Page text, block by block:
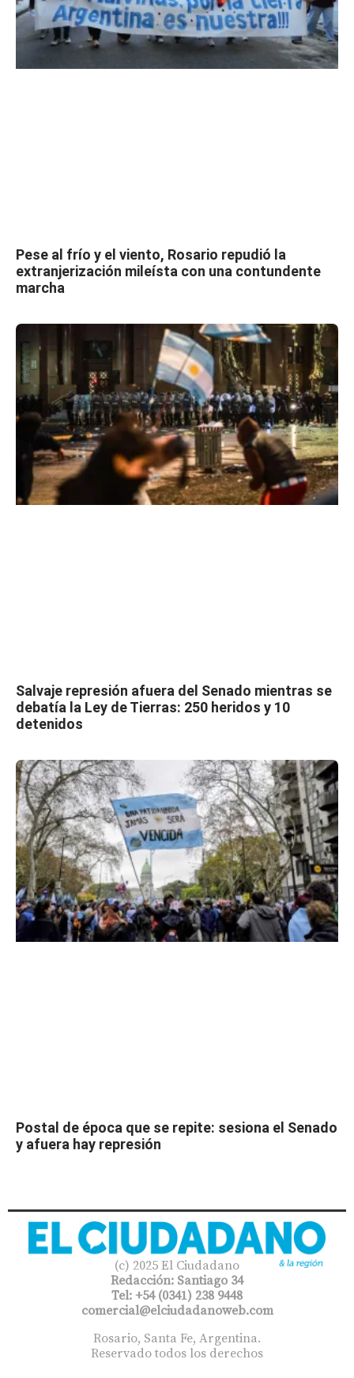
Pese al frío y el viento, Rosario repudió la
extranjerización mileísta con una contundente
marcha
Salvaje represión afuera del Senado mientras se
debatía la Ley de Tierras: 250 heridos y 10
detenidos
Postal de época que se repite: sesiona el Senado
y afuera hay represión
(c) 2025 El Ciudadano
Redacción: Santiago 34
Tel: +54 (0341) 238 9448
comercial@elciudadanoweb.com​
Rosario, Santa Fe, Argentina.
Reservado todos los derechos